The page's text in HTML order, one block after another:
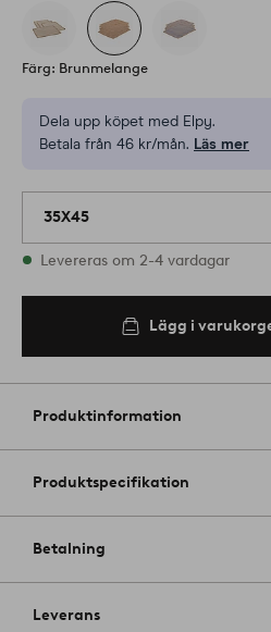
Färg: Brunmelange
Dela upp köpet med Elpy.
Betala från 46 kr/mån. Läs mer
35X45
I lager
Levereras om 2-4 vardagar
Lägg i
Produktinformation
Produktspecifikation
Betalning
Leverans